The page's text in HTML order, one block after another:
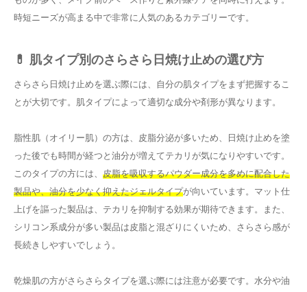
時短ニーズが高まる中で非常に人気のあるカテゴリーです。
💊 肌タイプ別のさらさら日焼け止めの選び方
さらさら日焼け止めを選ぶ際には、自分の肌タイプをまず把握するこ
とが大切です。肌タイプによって適切な成分や剤形が異なります。
脂性肌（オイリー肌）の方は、皮脂分泌が多いため、日焼け止めを塗
った後でも時間が経つと油分が増えてテカリが気になりやすいです。
このタイプの方には、 皮脂を吸収するパウダー成分を多めに配合した
製品や、油分を少なく抑えたジェルタイプが向いています。マット仕
上げを謳った製品は、テカリを抑制する効果が期待できます。また、
シリコン系成分が多い製品は皮脂と混ざりにくいため、さらさら感が
長続きしやすいでしょう。
乾燥肌の方がさらさらタイプを選ぶ際には注意が必要です。水分や油